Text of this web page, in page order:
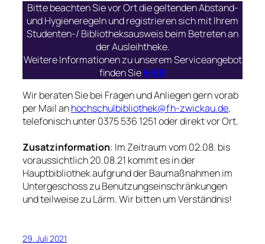
Bitte beachten Sie vor Ort die geltenden Abstand-
und Hygieneregeln und registrieren sich mit Ihrem
Studenten-/ Bibliotheksausweis beim Betreten an
der Ausleihtheke.
Weitere Informationen zu unserem Serviceangebot
finden SieHIER
Wir beraten Sie bei Fragen und Anliegen gern vorab
per Mail anhochschulbibliothek@fh-zwickau.de,
telefonisch unter 0375 536 1251 oder direkt vor Ort.
Zusatzinformation: Im Zeitraum vom 02.08. bis
voraussichtlich 20.08.21 kommt es in der
Hauptbibliothek aufgrund der Baumaßnahmen im
Untergeschoss zu Benutzungseinschränkungen
und teilweise zu Lärm. Wir bitten um Verständnis!
29. Juli 2021